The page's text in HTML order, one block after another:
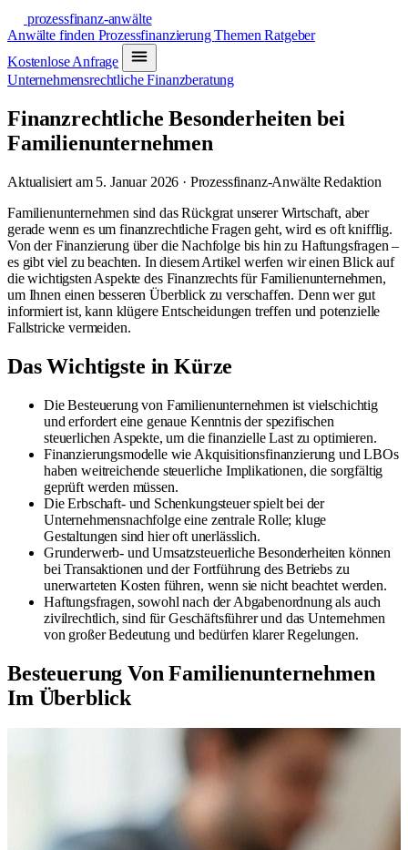
prozessfinanz-anwälte
Anwälte finden ProzessfinanzierungThemenRatgeber
Kostenlose Anfrage
Unternehmensrechtliche Finanzberatung
Finanzrechtliche Besonderheiten bei
Familienunternehmen
Aktualisiert am 5. Januar 2026 · Prozessfinanz-Anwälte Redaktion
Familienunternehmen sind das Rückgrat unserer Wirtschaft, aber
gerade wenn es um finanzrechtliche Fragen geht, wird es oft knifflig.
Von der Finanzierung über die Nachfolge bis hin zu Haftungsfragen –
es gibt viel zu beachten. In diesem Artikel werfen wir einen Blick auf
die wichtigsten Aspekte des Finanzrechts für Familienunternehmen,
um Ihnen einen besseren Überblick zu verschaffen. Denn wer gut
informiert ist, kann klügere Entscheidungen treffen und potenzielle
Fallstricke vermeiden.
Das Wichtigste in Kürze
Die Besteuerung von Familienunternehmen ist vielschichtig
und erfordert eine genaue Kenntnis der spezifischen
steuerlichen Aspekte, um die finanzielle Last zu optimieren.
Finanzierungsmodelle wie Akquisitionsfinanzierung und LBOs
haben weitreichende steuerliche Implikationen, die sorgfältig
geprüft werden müssen.
Die Erbschaft- und Schenkungsteuer spielt bei der
Unternehmensnachfolge eine zentrale Rolle; kluge
Gestaltungen sind hier oft unerlässlich.
Grunderwerb- und Umsatzsteuerliche Besonderheiten können
bei Transaktionen und der Fortführung des Betriebs zu
unerwarteten Kosten führen, wenn sie nicht beachtet werden.
Haftungsfragen, sowohl nach der Abgabenordnung als auch
zivilrechtlich, sind für Geschäftsführer und das Unternehmen
von großer Bedeutung und bedürfen klarer Regelungen.
Besteuerung Von Familienunternehmen
Im Überblick